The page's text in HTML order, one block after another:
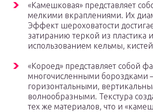
«Камешковая» представляет
мелкими вкраплениями. Их
Эффект шероховатости
затиранию теркой из пластика
использованием кельмы,
«Короед» представляет собой
многочисленными бороздками
горизонтальными,
волнообразными. Текстура
тех же материалов, что и